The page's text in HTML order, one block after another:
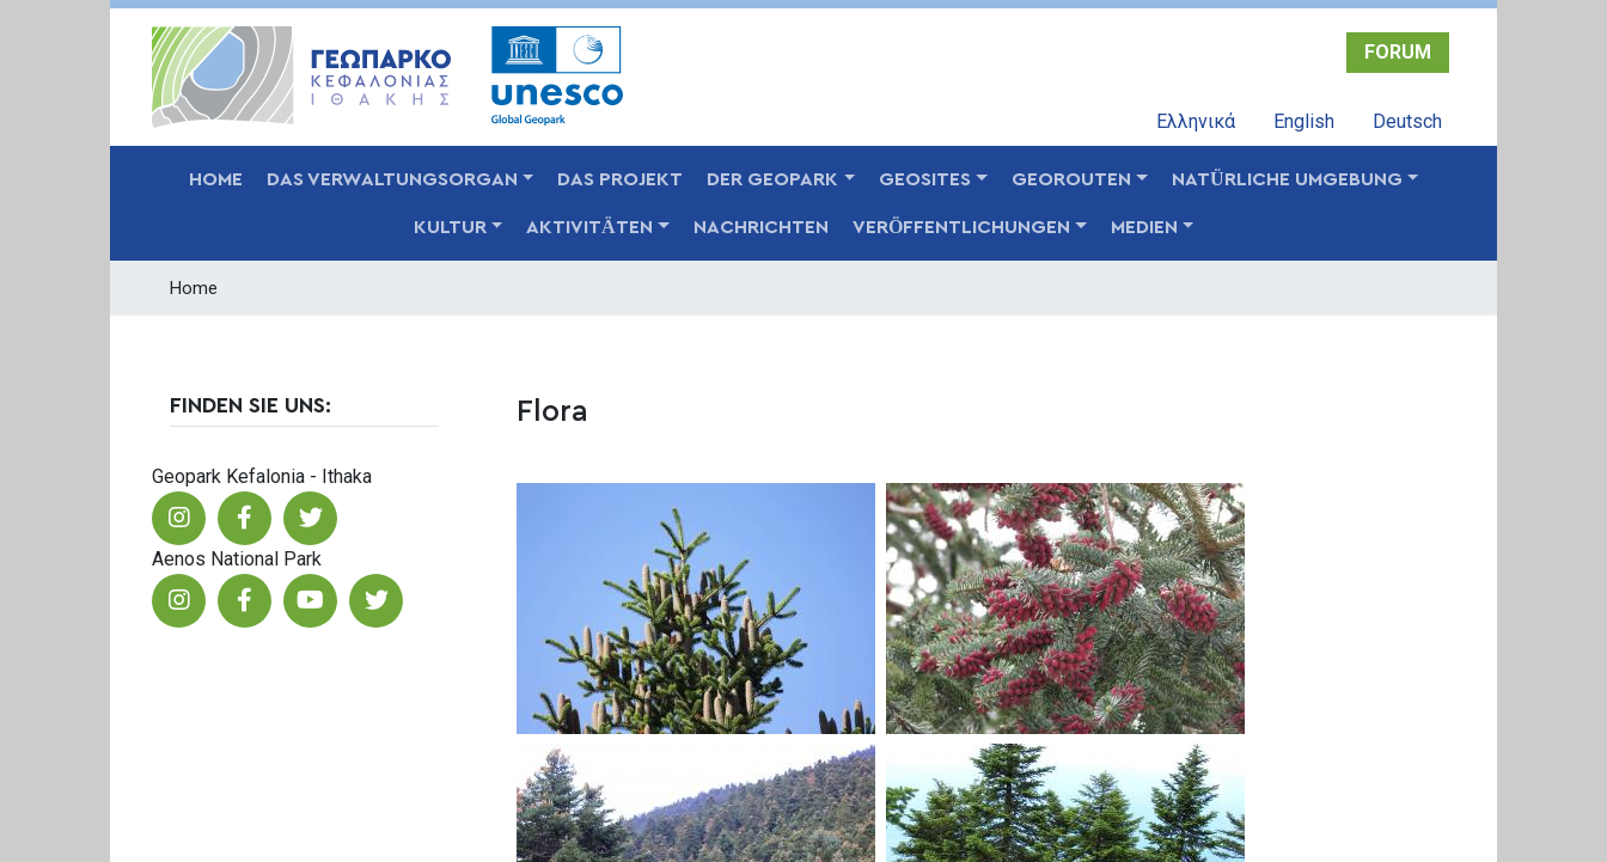
Skip
FORUM
Ελληνικά English Deutsch
HOME DAS VERWALTUNGSORGAN DAS PROJEKT DER GEOPARK GEOSITES GEOROUTEN NATÜRLICHE UMGEBUNG
KULTUR AKTIVITÄTEN NACHRICHTEN VERÖFFENTLICHUNGEN MEDIEN
Home
Flora
FINDEN SIE UNS:
Geopark Kefalonia - Ithaka
Aenos National Park